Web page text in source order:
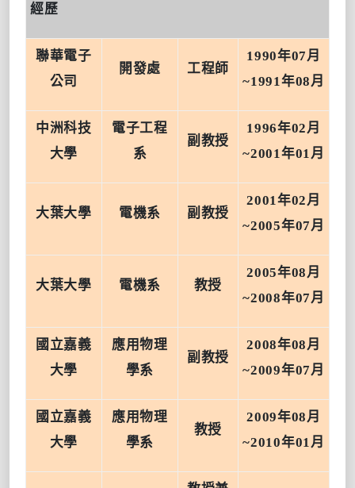
經歷
聯華電子
公司
開發處 工程師
1990年07月
~1991 年08月
中洲科技
大學
電子工程
系
副教授
1996年02月
~2001 年01 月
大葉大學 電機系 副教授
2001 年02月
~2005年07月
大葉大學 電機系 教授
2005年08月
~2008年07月
國立嘉義
大學
應用物理
學系
副教授
2008年08月
~2009年07月
國立嘉義
大學
應用物理
學系
教授
2009年08月
~2010年01 月